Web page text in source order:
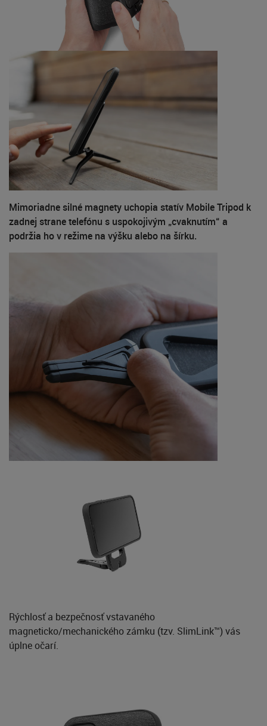
Mimoriadne silné magnety uchopia statív Mobile Tripod k
zadnej strane telefónu s uspokojivým „cvaknutím“ a
podržia ho v režime na výšku alebo na šírku.
Rýchlosť a bezpečnosť vstavaného
magneticko/mechanického zámku (tzv. SlimLink™) vás
úplne očarí.